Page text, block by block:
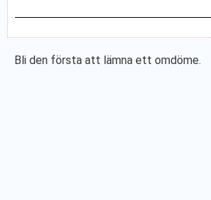
Bli den första att lämna ett omdöme.